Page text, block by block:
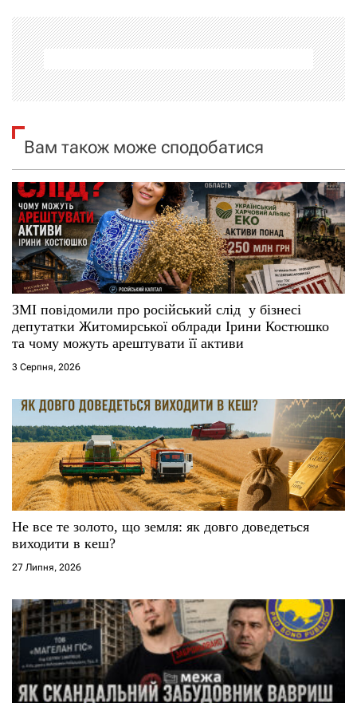
а
ц
і
я
з
а
п
и
с
і
Вам також може сподобатися
ЗМІ повідомили про російський слід у бізнесі
депутатки Житомирської облради Ірини Костюшко
та чому можуть арештувати її активи
3 Серпня, 2026
Не все те золото, що земля: як довго доведеться
виходити в кеш?
27 Липня, 2026